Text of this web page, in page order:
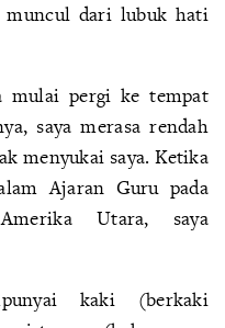
muncul dari lubuk hati
mulai pergi ke tempat
saya merasa rendah
menyukai saya. Ketika
Ajaran Guru pada
Utara, saya
kaki (berkaki